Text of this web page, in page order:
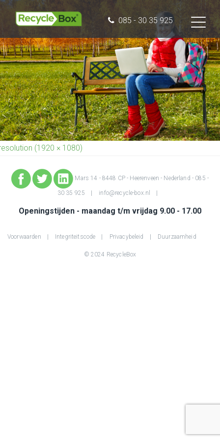
085 - 30 35 925
(1920 × 1080)
Mars 14 - 8448 CP - Heerenveen - Nederland - 085 -
30 35 925 info@recycle-box.nl
Openingstijden - maandag t/m vrijdag 9.00 - 17.00
Voorwaarden Integriteitscode Privacybeleid Duurzaamheid
© 2024 RecycleBox